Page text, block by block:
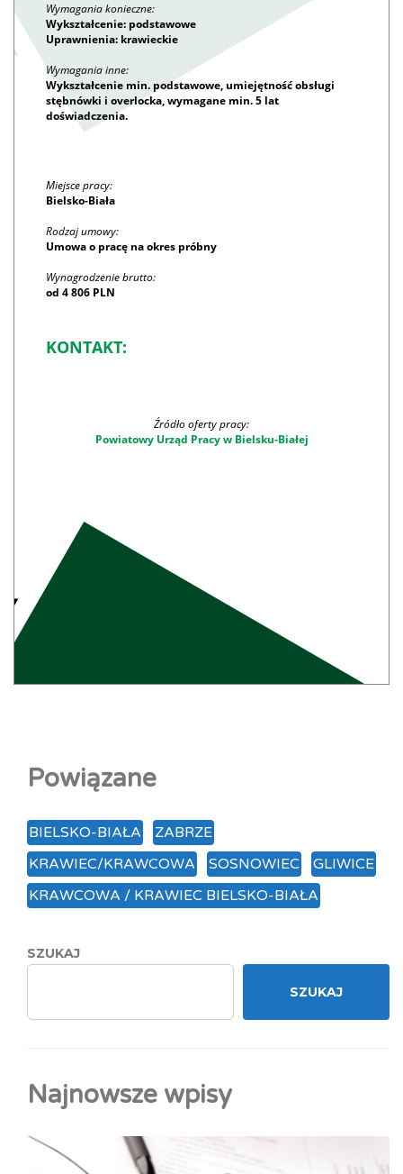
Wymagania konieczne:
Wykształcenie: podstawowe
Uprawnienia: krawieckie
Wymagania inne:
Wykształcenie min. podstawowe, umiejętność obsługi
stębnówki i overlocka, wymagane min. 5 lat
doświadczenia.
Miejsce pracy:
Bielsko-Biała
Rodzaj umowy:
Umowa o pracę na okres próbny
Wynagrodzenie brutto:
od 4 806 PLN
KONTAKT:
Źródło oferty pracy:
Powiatowy Urząd Pracy w Bielsku-Białej
Powiązane
BIELSKO-BIAŁA
ZABRZE
KRAWIEC/KRAWCOWA
SOSNOWIEC
GLIWICE
KRAWCOWA / KRAWIEC BIELSKO-BIAŁA
SZUKAJ
SZUKAJ
Najnowsze wpisy